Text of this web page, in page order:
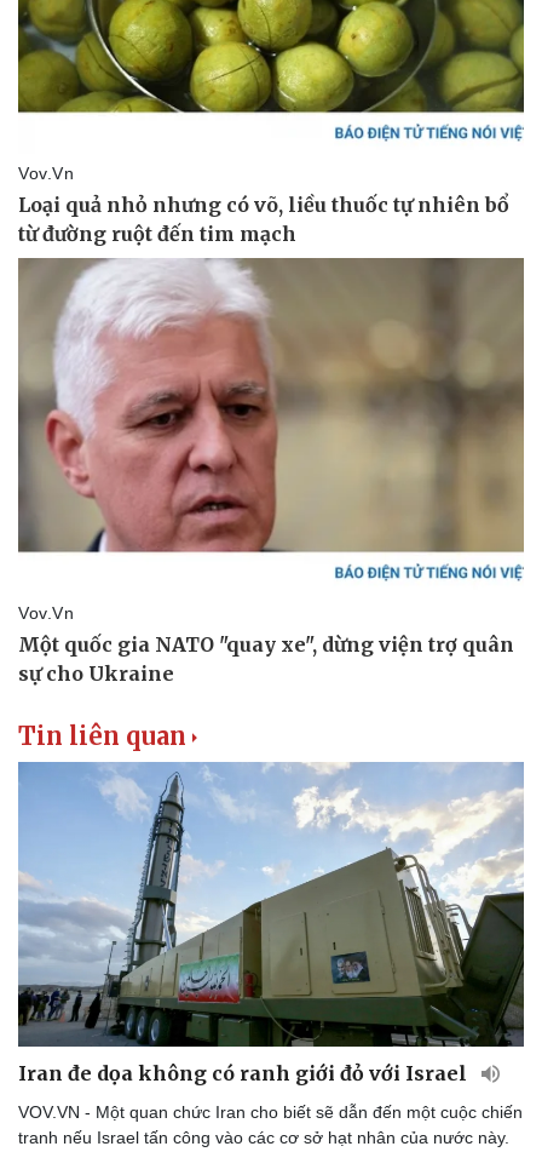
Pháp luật
Vụ án
Tin nóng
Tư vấn luật
Tin liên quan
Iran đe dọa không có ranh giới đỏ với Israel
VOV.VN - Một quan chức Iran cho biết sẽ dẫn đến một cuộc chiến
tranh nếu Israel tấn công vào các cơ sở hạt nhân của nước này.